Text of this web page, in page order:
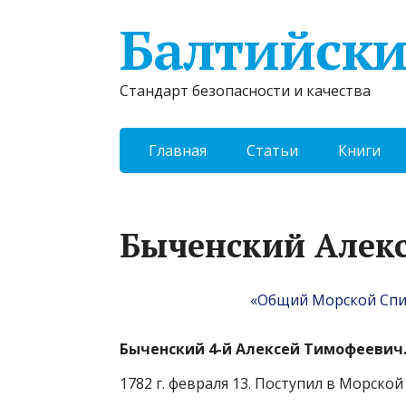
Стандарт безопасности и качества
Главная Статьи Книги
Быченский
«Общий Морской
Быченский 4-й Алексей Тимофеевич.
1782 г. февраля 13. Поступил в